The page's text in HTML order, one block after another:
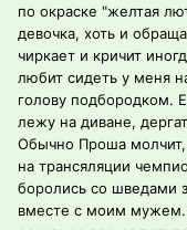
по окраске "желтая
девочка, хоть и
чиркает и кричит
любит сидеть у меня
голову подбородком.
лежу на диване,
Обычно Проша молчит,
на трансяляции
боролись со шведами
вместе с моим мужем.